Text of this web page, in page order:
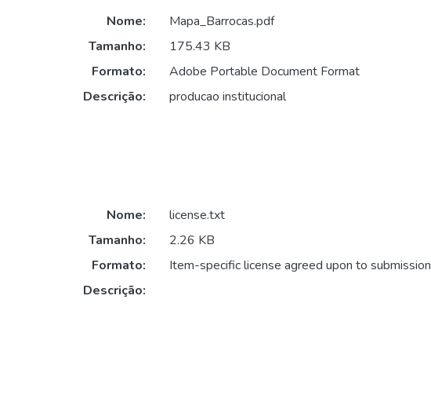
Nome:
Mapa_Barrocas.pdf
Tamanho:
175.43 KB
Formato:
Adobe Portable Document Format
Descrição:
producao institucional
Nome:
license.txt
Tamanho:
2.26 KB
Formato:
Item-specific license agreed upon to submission
Descrição: